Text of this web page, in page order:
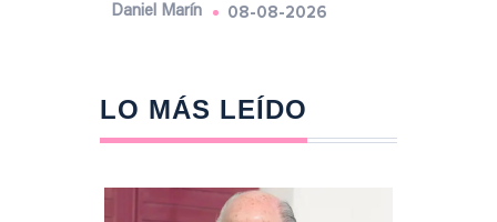
Daniel Marín 08-08-2026
LO MÁS LEÍDO